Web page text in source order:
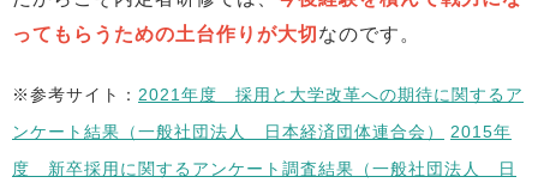
ってもらうための土台作りが大切 なのです。
※参考サイト： 2021年度 採用と大学改革への期待に関するア
ンケート結果（一般社団法人 日本経済団体連合会） 2015年
度 新卒採用に関するアンケート調査結果（一般社団法人 日